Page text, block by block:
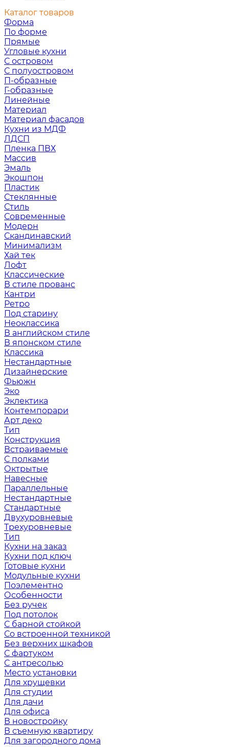
Каталог товаров
Форма
По форме
Прямые
Угловые кухни
С островом
С полуостровом
П-образные
Г-образные
Линейные
Материал
Материал фасадов
Кухни из МДФ
ЛДСП
Пленка ПВХ
Массив
Эмаль
Экошпон
Пластик
Стеклянные
Стиль
Современные
Модерн
Скандинавский
Минимализм
Хай тек
Лофт
Классические
В стиле прованс
Кантри
Ретро
Под старину
Неоклассика
В английском стиле
В японском стиле
Классика
Нестандартные
Дизайнерские
Фьюжн
Эко
Эклектика
Контемпорари
Арт деко
Тип
Конструкция
Встраиваемые
С полками
Октрытые
Навесные
Параллельные
Нестандартные
Стандартные
Двухуровневые
Трехуровневые
Тип
Кухни на заказ
Кухни под ключ
Готовые кухни
Модульные кухни
Поэлементно
Особенности
Без ручек
Под потолок
С барной стойкой
Со встроенной техникой
Без верхних шкафов
С фартуком
С антресолью
Место установки
Для хрущевки
Для студии
Для дачи
Для офиса
В новостройку
В съемную квартиру
Для загородного дома